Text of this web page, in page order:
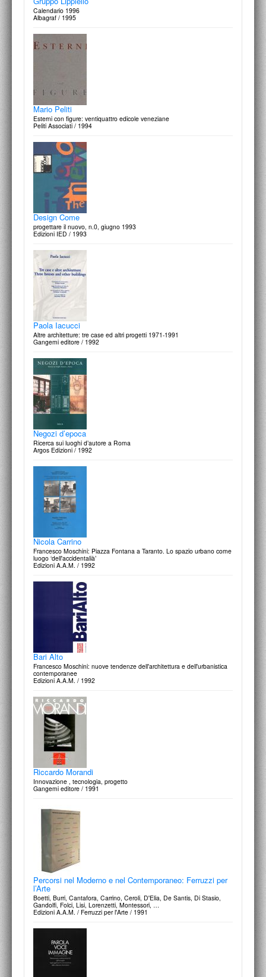
Calendario 1996
Albagraf / 1995
Mario Peliti
Esterni con figure: ventiquattro edicole veneziane
Peliti Associati / 1994
Design Come
progettare il nuovo, n.0, giugno 1993
Edizioni IED / 1993
Paola Iacucci
Altre architetture: tre case ed altri progetti 1971-1991
Gangemi editore / 1992
Negozi d’epoca
Ricerca sui luoghi d’autore a Roma
Argos Edizioni / 1992
Nicola Carrino
Francesco Moschini: Piazza Fontana a Taranto. Lo spazio urbano come
luogo ‘dell'accidentalià’
Edizioni A.A.M. / 1992
Bari Alto
Francesco Moschini: nuove tendenze dell'architettura e dell'urbanistica
contemporanee
Edizioni A.A.M. / 1992
Riccardo Morandi
Innovazione , tecnologia, progetto
Gangemi editore / 1991
Percorsi nel Moderno e nel Contemporaneo: Ferruzzi per
l’Arte
Boetti, Burri, Cantafora, Carrino, Ceroli, D'Elia, De Santis, Di Stasio,
Gandolfi, Folci, Lisi, Lorenzetti, Montessori, …
Edizioni A.A.M. / Ferruzzi per l'Arte / 1991